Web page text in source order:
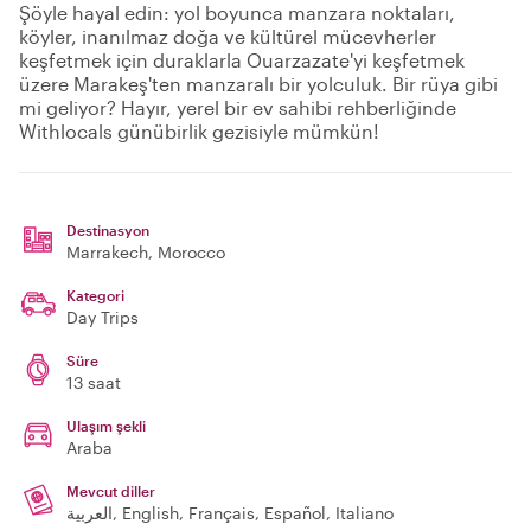
Şöyle hayal edin: yol boyunca manzara noktaları,
köyler, inanılmaz doğa ve kültürel mücevherler
keşfetmek için duraklarla Ouarzazate'yi keşfetmek
üzere Marakeş'ten manzaralı bir yolculuk. Bir rüya gibi
mi geliyor? Hayır, yerel bir ev sahibi rehberliğinde
Withlocals günübirlik gezisiyle mümkün!
Destinasyon
Marrakech, Morocco
Kategori
Day Trips
Süre
13 saat
Ulaşım şekli
Araba
Mevcut diller
العربية, English, Français, Español, Italiano